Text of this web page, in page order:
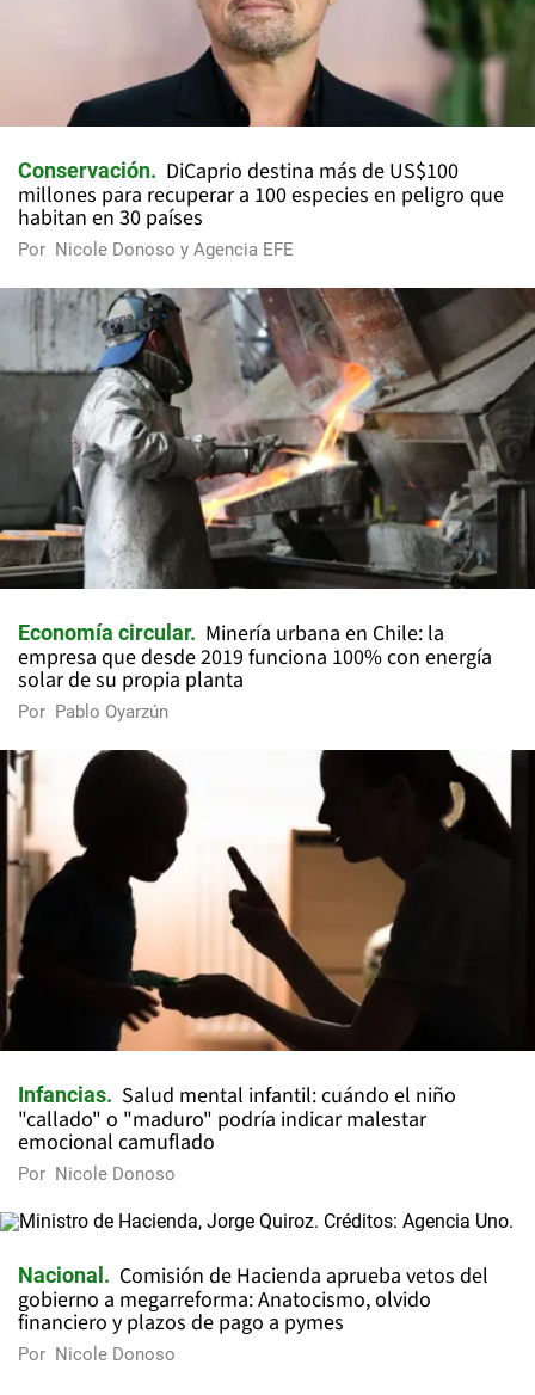
Conservación
DiCaprio destina más de US$100
millones para recuperar a 100 especies en peligro que
habitan en 30 países
Por Nicole Donoso y Agencia EFE
Economía circular
Minería urbana en Chile: la
empresa que desde 2019 funciona 100% con energía
solar de su propia planta
Por Pablo Oyarzún
Infancias
Salud mental infantil: cuándo el niño
"callado" o "maduro" podría indicar malestar
emocional camuflado
Por Nicole Donoso
Nacional
Comisión de Hacienda aprueba vetos del
gobierno a megarreforma: Anatocismo, olvido
financiero y plazos de pago a pymes
Por Nicole Donoso